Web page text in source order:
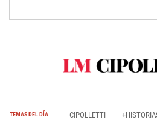
TEMAS DEL DÍA CIPOLLETTI